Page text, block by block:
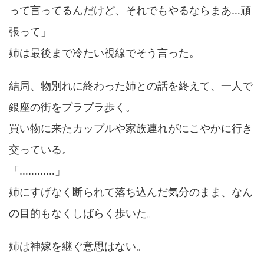
って言ってるんだけど、それでもやるならまあ…頑
張って」
姉は最後まで冷たい視線でそう言った。
結局、物別れに終わった姉との話を終えて、一人で
銀座の街をプラプラ歩く。
買い物に来たカップルや家族連れがにこやかに行き
交っている。
「…………」
姉にすげなく断られて落ち込んだ気分のまま、なん
の目的もなくしばらく歩いた。
姉は神嫁を継ぐ意思はない。